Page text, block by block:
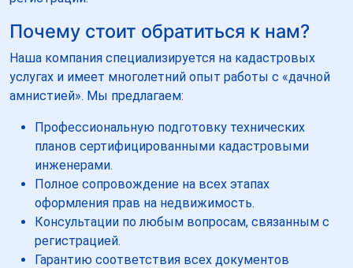
Почему стоит обратиться к нам?
Наша компания специализируется на кадастровых
услугах и имеет многолетний опыт работы с «дачной
амнистией». Мы предлагаем:
Профессиональную подготовку технических
планов сертифицированными кадастровыми
инженерами.
Полное сопровождение на всех этапах
оформления прав на недвижимость.
Консультации по любым вопросам, связанным с
регистрацией.
Гарантию соответствия всех документов